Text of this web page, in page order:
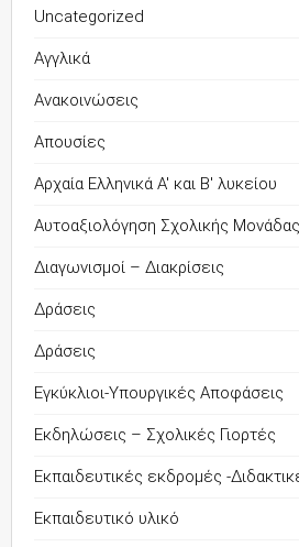
Uncategorized
Αγγλικά
Ανακοινώσεις
Απουσίες
Αρχαία Ελληνικά Α' και Β' λυκείου
Αυτοαξιολόγηση Σχολικής Μονάδας
Διαγωνισμοί – Διακρίσεις
Δράσεις
Δράσεις
Εγκύκλιοι-Υπουργικές Αποφάσεις
Εκδηλώσεις – Σχολικές Γιορτές
Εκπαιδευτικές εκδρομές -
Εκπαιδευτικό υλικό